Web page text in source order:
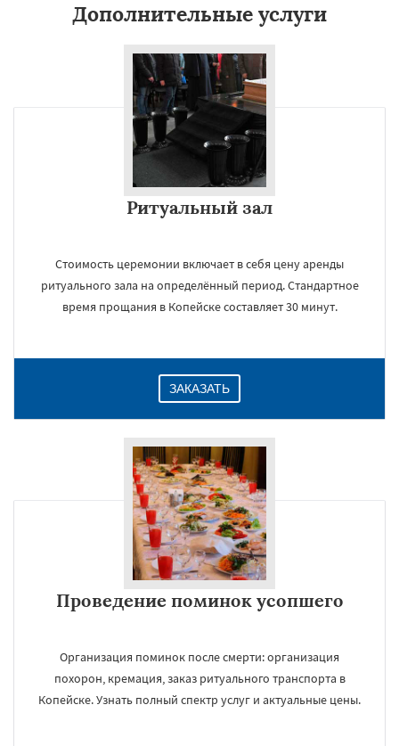
Дополнительные услуги
Ритуальный зал
Стоимость церемонии включает в себя цену аренды
ритуального зала на определённый период. Стандартное
время прощания в Копейске составляет 30 минут.
ЗАКАЗАТЬ
Проведение поминок усопшего
Организация поминок после смерти: организация
похорон, кремация, заказ ритуального транспорта в
Копейске. Узнать полный спектр услуг и актуальные цены.
Даю согласие на обработку персональных данных